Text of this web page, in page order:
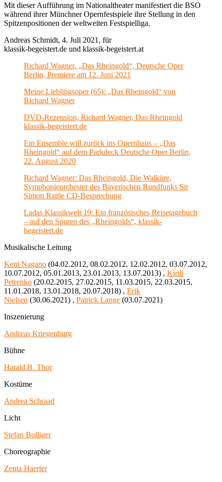
Mit dieser Aufführung im Nationaltheater manifestiert die BSO
während ihrer Münchner Opernfestspiele ihre Stellung in den
Spitzenpositionen der weltweiten Festspielliga.
Andreas Schmidt, 4. Juli 2021, für
klassik-begeistert.de und klassik-begeistert.at
Richard Wagner, „Das Rheingold“, Deutsche Oper
Berlin, Premiere am 12. Juni 2021
Meine Lieblingsoper (65): „Das Rheingold“ von
Richard Wagner
DVD-Rezension, Richard Wagner, Das Rheingold
klassik-begeistert.de
Ein Ensemble will zurück ins Opernhaus – „Das
Rheingold“ auf dem Parkdeck Deutsche Oper Berlin,
22. August 2020
Richard Wagner: Das Rheingold, Die Walküre,
Symphonieorchester des Bayerischen Rundfunks Sir
Simon Rattle CD-Besprechung
Ladas Klassikwelt 19: Ein französisches Reisetagebuch
– auf den Spuren des „Rheingolds“, klassik-
begeistert.de
Musikalische Leitung
Kent Nagano (04.02.2012, 08.02.2012, 12.02.2012, 03.07.2012,
10.07.2012, 05.01.2013, 23.01.2013, 13.07.2013) , Kirill
Petrenko (20.02.2015, 27.02.2015, 11.03.2015, 22.03.2015,
11.01.2018, 13.01.2018, 20.07.2018) , Erik
Nielsen (30.06.2021) , Patrick Lange (03.07.2021)
Inszenierung
Andreas Kriegenburg
Bühne
Harald B. Thor
Kostüme
Andrea Schraad
Licht
Stefan Bolliger
Choreographie
Zenta Haerter